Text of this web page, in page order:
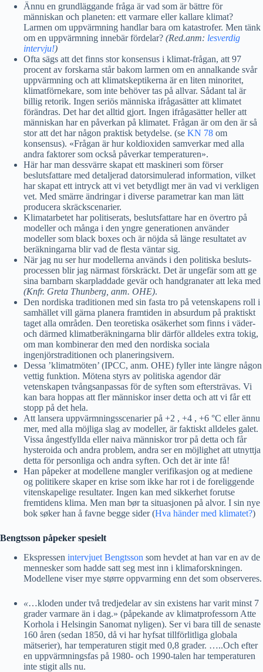
Ännu en grundläggande fråga är vad som är bättre för
människan och planeten: ett varmare eller kallare klimat?
Larmen om uppvärmning handlar bara om katastrofer. Men tänk
om en uppvärmning innebär fördelar? (Red.anm: lesverdig
intervju!)
Ofta sägs att det finns stor konsensus i klimat-frågan, att 97
procent av forskarna står bakom larmen om en annalkande svår
uppvärmning och att klimatskeptikerna är en liten minoritet,
klimatförnekare, som inte behöver tas på allvar. Sådant tal är
billig retorik. Ingen seriös människa ifrågasätter att klimatet
förändras. Det har det alltid gjort. Ingen ifrågasätter heller att
människan har en påverkan på klimatet. Frågan är om den är så
stor att det har någon praktisk betydelse. (se KN 78 om
konsensus). «Frågan är hur koldioxiden samverkar med alla
andra faktorer som också påverkar temperaturen».
Här har man dessvärre skapat ett maskineri som förser
beslutsfattare med detaljerad datorsimulerad information, vilket
har skapat ett intryck att vi vet betydligt mer än vad vi verkligen
vet. Med smärre ändringar i diverse parametrar kan man lätt
producera skräckscenarier.
Klimatarbetet har politiserats, beslutsfattare har en övertro på
modeller och många i den yngre generationen använder
modeller som black boxes och är nöjda så länge resultatet av
beräkningarna blir vad de flesta väntar sig.
När jag nu ser hur modellerna används i den politiska besluts-
processen blir jag närmast förskräckt. Det är ungefär som att ge
sina barnbarn skarpladdade gevär och handgranater att leka med
(Knfr. Greta Thunberg, anm. OHE).
Den nordiska traditionen med sin fasta tro på vetenskapens roll i
samhället vill gärna planera framtiden in absurdum på praktiskt
taget alla områden. Den teoretiska osäkerhet som finns i väder-
och därmed klimatberäkningarna blir därför alldeles extra tokig,
om man kombinerar den med den nordiska sociala
ingenjörstraditionen och planeringsivern.
Dessa ’klimatmöten’ (IPCC, anm. OHE) fyller inte längre någon
vettig funktion. Mötena styrs av politiska agendor där
vetenskapen tvångsanpassas för de syften som eftersträvas. Vi
kan bara hoppas att fler människor inser detta och att vi får ett
stopp på det hela.
Att lansera uppvärmningsscenarier på +2 , +4 , +6 °C eller ännu
mer, med alla möjliga slag av modeller, är faktiskt alldeles galet.
Vissa ångestfyllda eller naiva människor tror på detta och får
hysteroida och andra problem, andra ser en möjlighet att utnyttja
detta för personliga och andra syften. Och det är inte få!
Han påpeker at modellene mangler verifikasjon og at mediene
og politikere skaper en krise som ikke har rot i de foreliggende
vitenskapelige resultater. Ingen kan med sikkerhet forutse
fremtidens klima. Men man bør ta situasjonen på alvor. I sin nye
bok søker han å favne begge sider (Hva händer med klimatet?)
Bengtsson påpeker spesielt
Ekspressen intervjuet Bengtsson som hevdet at han var en av de
mennesker som hadde satt seg mest inn i klimaforskningen.
Modellene viser mye større oppvarming enn det som observeres.
«…kloden under två tredjedelar av sin existens har varit minst 7
grader varmare än i dag.» (påpekande av klimatprofessorn Atte
Korhola i Helsingin Sanomat nyligen). Ser vi bara till de senaste
160 åren (sedan 1850, då vi har hyfsat tillförlitliga globala
mätserier), har temperaturen stigit med 0,8 grader. …..Och efter
en uppvärmningsfas på 1980- och 1990-talen har temperaturen
inte stigit alls nu.